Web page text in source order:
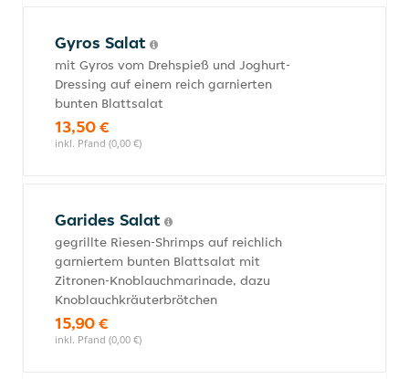
Gyros Salat
mit Gyros vom Drehspieß und Joghurt-
Dressing auf einem reich garnierten
bunten Blattsalat
13,50 €
inkl. Pfand (0,00 €)
Garides Salat
gegrillte Riesen-Shrimps auf reichlich
garniertem bunten Blattsalat mit
Zitronen-Knoblauchmarinade, dazu
Knoblauchkräuterbrötchen
15,90 €
inkl. Pfand (0,00 €)